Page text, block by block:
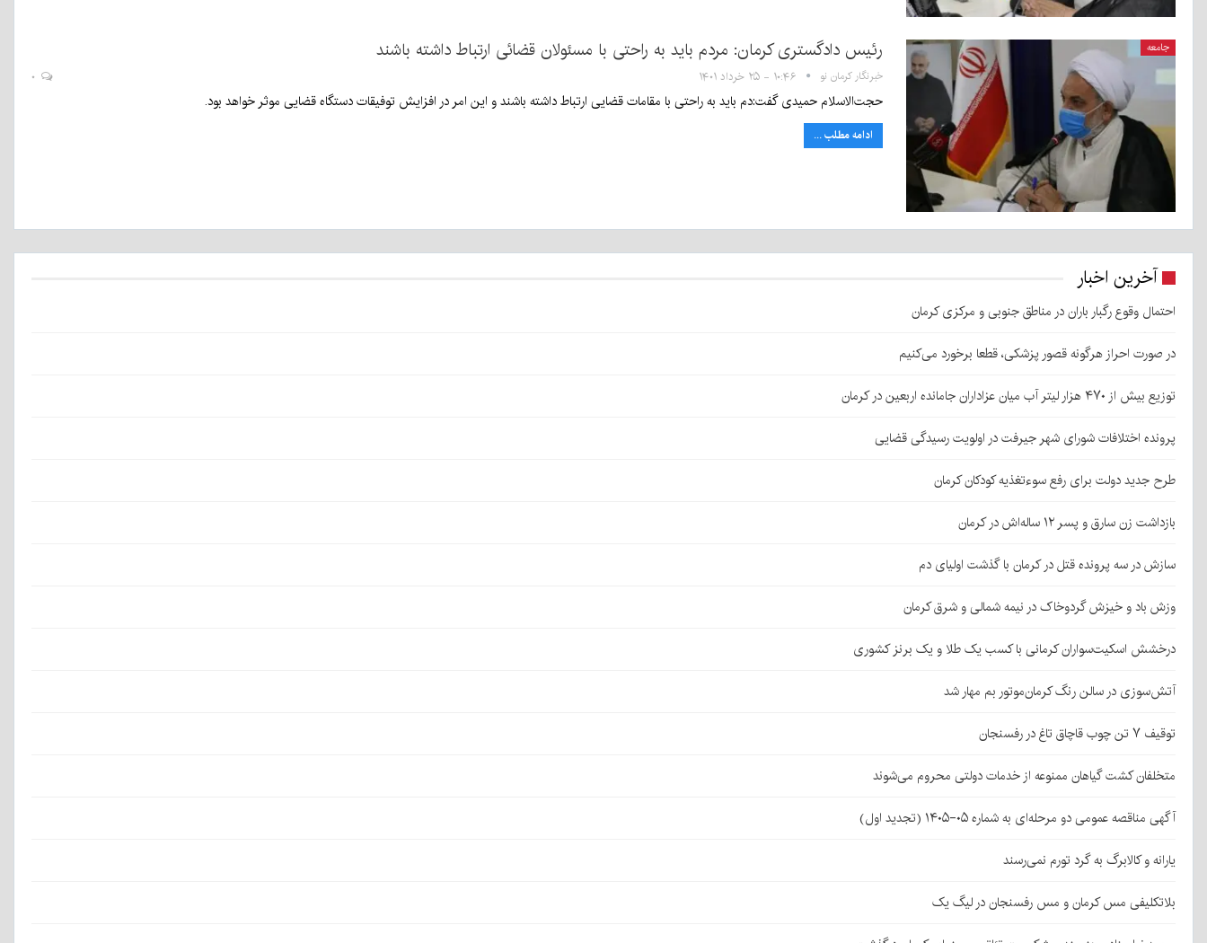
جامعه رئیس دادگستری کرمان: مردم باید به راحتی با مسئولان قضائی ارتباط داشته باشند
خبرنگار کرمان نو ۱۰:۴۶ - ۲۵ خرداد ۱۴۰۱
حجت‌الاسلام حمیدی گفت:دم باید به راحتی با مقامات قضایی ارتباط داشته باشند و این امر در افزایش توفیقات دستگاه قضایی موثر خواهد بود.
ادامه مطلب ...
آخرین اخبار
احتمال وقوع رگبار باران در مناطق جنوبی و مرکزی کرمان
در صورت احراز هرگونه قصور پزشکی، قطعا برخورد می‌کنیم
توزیع بیش از ۴۷۰ هزار لیتر آب میان عزاداران جامانده اربعین در کرمان
پرونده اختلافات شورای شهر جیرفت در اولویت رسیدگی قضایی
طرح جدید دولت برای رفع سوءتغذیه کودکان کرمان
بازداشت زن سارق و پسر ۱۲ ساله‌اش در کرمان
سازش در سه پرونده قتل در کرمان با گذشت اولیای دم
وزش باد و خیزش گردوخاک در نیمه شمالی و شرق کرمان
درخشش اسکیت‌سواران کرمانی با کسب یک طلا و یک برنز کشوری
آتش‌سوزی در سالن رنگ کرمان‌موتور بم مهار شد
توقیف ۷ تن چوب قاچاق تاغ در رفسنجان
متخلفان کشت گیاهان ممنوعه از خدمات دولتی محروم می‌شوند
آگهی مناقصه عمومی دو مرحله‌ای به شماره ۰۵-۱۴۰۵ (تجدید اول)
یارانه و کالابرگ به گرد تورم نمی‌رسند
بلاتکلیفی مس کرمان و مس رفسنجان در لیگ یک